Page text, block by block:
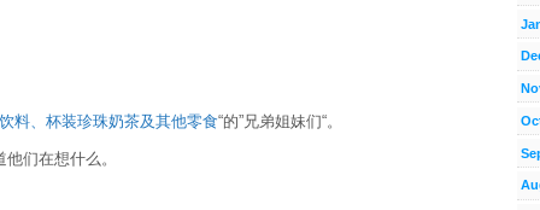
料、杯装珍珠奶茶及其他零食“的”兄弟姐妹们“。
们在想什么。